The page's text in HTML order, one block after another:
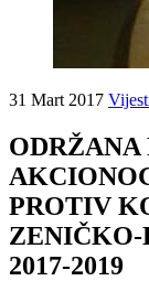
31 Mart 2017
ODRŽANA
PROTIV
ZENIČKO-
2017-2019